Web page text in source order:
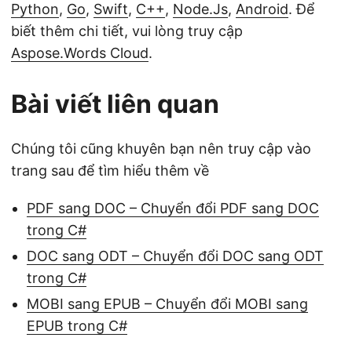
Python, Go, Swift, C++, Node.Js, Android. Để
biết thêm chi tiết, vui lòng truy cập
Aspose.Words Cloud.
Bài viết liên quan
Chúng tôi cũng khuyên bạn nên truy cập vào
trang sau để tìm hiểu thêm về
PDF sang DOC – Chuyển đổi PDF sang DOC
trong C#
DOC sang ODT – Chuyển đổi DOC sang ODT
trong C#
MOBI sang EPUB – Chuyển đổi MOBI sang
EPUB trong C#